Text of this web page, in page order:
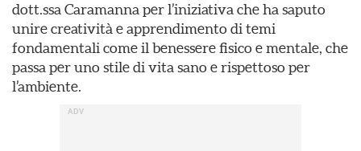
dott.ssa Caramanna per l’iniziativa che ha saputo
unire creatività e apprendimento di temi
fondamentali come il benessere fisico e mentale, che
passa per uno stile di vita sano e rispettoso per
l’ambiente.